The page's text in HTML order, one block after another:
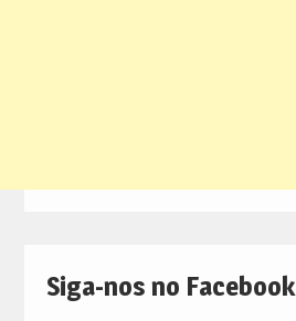
Siga-nos no Facebook